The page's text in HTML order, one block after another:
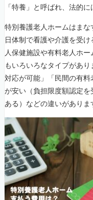
「特養」と呼ばれ、法的
特別養護老人ホームはまな
日体制で看護や介護を受
人保健施設や有料老人ホ
もいろいろなタイプがあ
対応が可能」「民間の有
が安い（負担限度額認定
ある）などの違いがありま